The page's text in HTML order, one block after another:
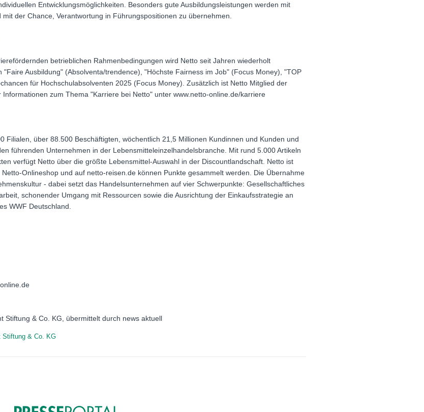
Entwicklungsmöglichkeiten. Besonders gute Ausbildungsleistungen werden mit
der Chance, Verantwortung in Führungspositionen zu übernehmen.
betrieblichen Rahmenbedingungen wird Netto seit Jahren wiederholt
Ausbildung" (Absolventa/trendence), "Höchste Fairness im Job" (Focus Money), "TOP
für Hochschulabsolventen 2025 (Focus Money). Zusätzlich ist Netto Mitglied der
zum Thema "Karriere bei Netto" unter www.netto-online.de/karriere
Filialen, über 88.500 Beschäftigten, wöchentlich 21,5 Millionen Kundinnen und Kunden und
führenden Unternehmen in der Lebensmitteleinzelhandelsbranche. Mit rund 5.000 Artikeln
verfügt Netto über die größte Lebensmittel-Auswahl in der Discountlandschaft. Netto ist
Onlineshop und auf netto-reisen.de können Punkte gesammelt werden. Die Übernahme
- dabei setzt das Handelsunternehmen auf vier Schwerpunkte: Gesellschaftliches
schonender Umgang mit Ressourcen sowie die Ausrichtung der Einkaufsstrategie an
WWF Deutschland.
Stiftung & Co. KG, übermittelt durch news aktuell
Stiftung & Co. KG